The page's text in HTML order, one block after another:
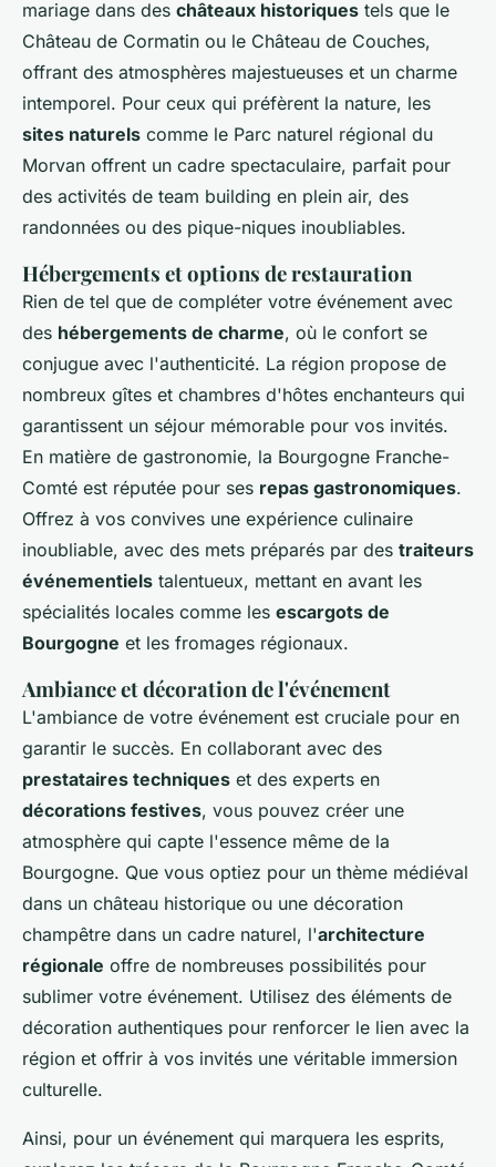
mariage dans des châteaux historiques tels que le
Château de Cormatin ou le Château de Couches,
offrant des atmosphères majestueuses et un charme
intemporel. Pour ceux qui préfèrent la nature, les
sites naturels comme le Parc naturel régional du
Morvan offrent un cadre spectaculaire, parfait pour
des activités de team building en plein air, des
randonnées ou des pique-niques inoubliables.
Hébergements et options de restauration
Rien de tel que de compléter votre événement avec
des hébergements de charme, où le confort se
conjugue avec l'authenticité. La région propose de
nombreux gîtes et chambres d'hôtes enchanteurs qui
garantissent un séjour mémorable pour vos invités.
En matière de gastronomie, la Bourgogne Franche-
Comté est réputée pour ses repas gastronomiques.
Offrez à vos convives une expérience culinaire
inoubliable, avec des mets préparés par des traiteurs
événementiels talentueux, mettant en avant les
spécialités locales comme les escargots de
Bourgogne et les fromages régionaux.
Ambiance et décoration de l'événement
L'ambiance de votre événement est cruciale pour en
garantir le succès. En collaborant avec des
prestataires techniques et des experts en
décorations festives, vous pouvez créer une
atmosphère qui capte l'essence même de la
Bourgogne. Que vous optiez pour un thème médiéval
dans un château historique ou une décoration
champêtre dans un cadre naturel, l'architecture
régionale offre de nombreuses possibilités pour
sublimer votre événement. Utilisez des éléments de
décoration authentiques pour renforcer le lien avec la
région et offrir à vos invités une véritable immersion
culturelle.
Ainsi, pour un événement qui marquera les esprits,